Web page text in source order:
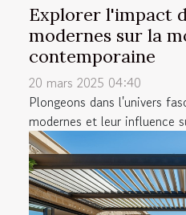
Explorer l'impact
modernes sur la
contemporaine
20 mars 2025 04:40
Plongeons dans l'univers
modernes et leur influence